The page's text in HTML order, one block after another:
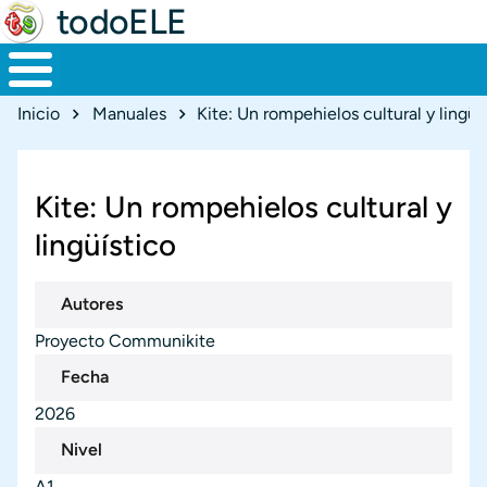
todoELE
Ruta de navegación
Inicio Manuales Kite: Un rompehielos cultural y
Kite: Un rompehielos cultural y
lingüístico
Autores
Proyecto Communikite
Fecha
2026
Nivel